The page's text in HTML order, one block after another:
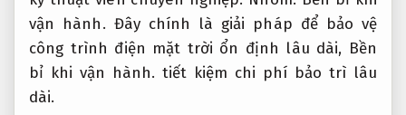
vận hành. Đây chính là giải pháp để bảo vệ
công trình điện mặt trời ổn định lâu dài, Bền
bỉ khi vận hành. tiết kiệm chi phí bảo trì lâu
dài.